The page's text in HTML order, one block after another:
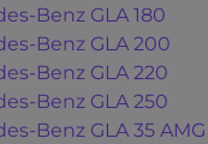
Benz GLA 180
Benz GLA 200
Benz GLA 220
Benz GLA 250
Benz GLA 35 AMG